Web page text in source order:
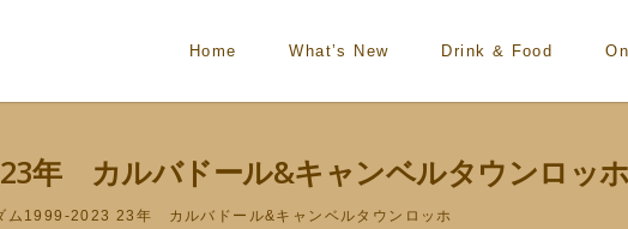
Home What’s New Drink & Food
年 カルバドール&キャンベルタウンロッホ
ム1999-2023 23年 カルバドール&キャンベルタウンロッホ